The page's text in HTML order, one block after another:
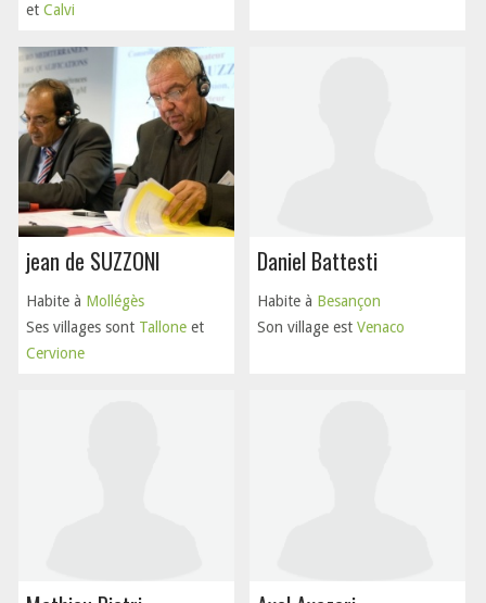
et Calvi
jean de SUZZONI
Habite à Mollégès
Ses villages sont Tallone et
Cervione
Daniel Battesti
Habite à Besançon
Son village est Venaco